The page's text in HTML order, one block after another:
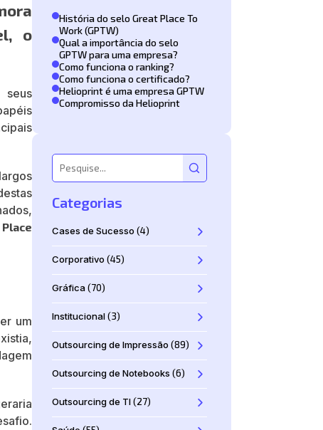
o
um
História do selo Great Place To
Work (GPTW)
Qual a importância do selo
GPTW para uma empresa?
Como funciona o ranking?
Como funciona o certificado?
Helioprint é uma empresa GPTW
Compromisso da Helioprint
Categorias
Cases de Sucesso (4)
Corporativo (45)
Gráfica(70)
Institucional(3)
Outsourcing de Impressão (89)
Outsourcing de Notebooks (6)
Outsourcing de TI(27)